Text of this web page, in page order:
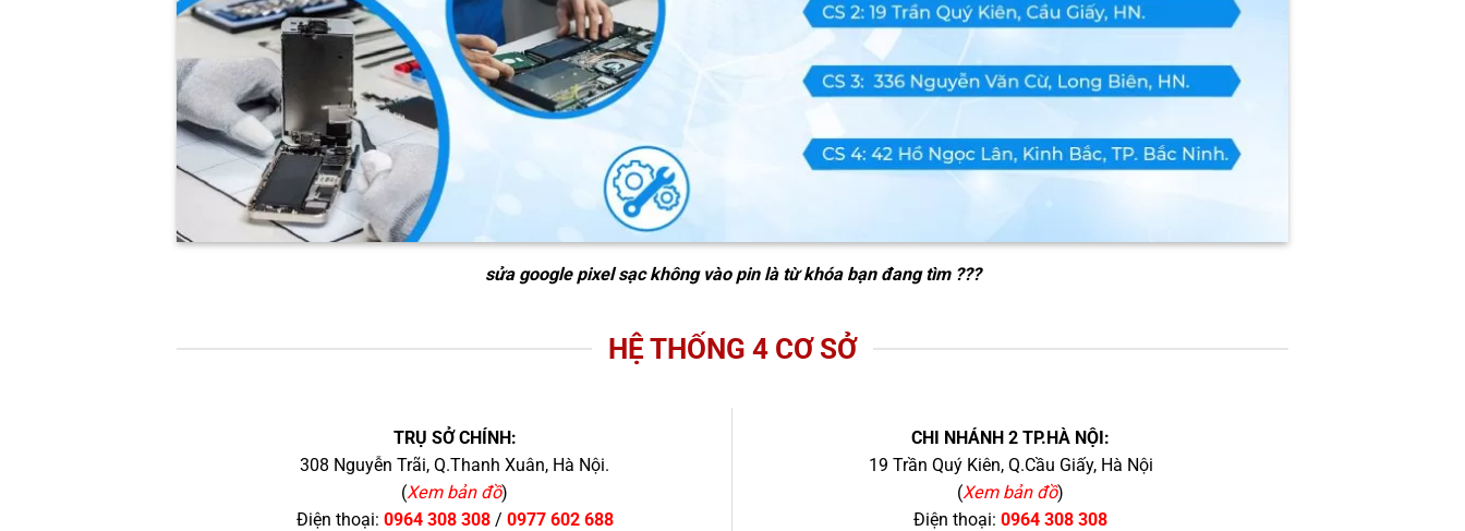
sửa google pixel sạc không vào pinlà từ khóa bạn đang tìm ???
HỆ THỐNG 4 CƠ SỞ
TRỤ SỞ CHÍNH:
308 Nguyễn Trãi, Q.Thanh Xuân, Hà Nội.
(Xem bản đồ)
Điện thoại: 0964 308 308/ 0977 602 688
CHI NHÁNH 2 TP.HÀ NỘI:
19 Trần Quý Kiên, Q.Cầu Giấy, Hà Nội
(Xem bản đồ)
Điện thoại: 0964 308 308